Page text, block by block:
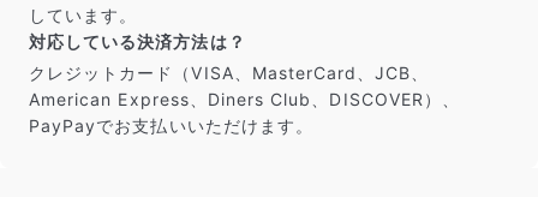
しています。
対応している決済方法は？
クレジットカード（VISA、MasterCard、JCB、
American Express、Diners Club、DISCOVER）、
PayPayでお支払いいただけます。